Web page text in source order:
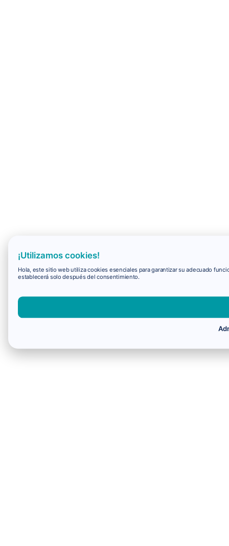
¡Utilizamos cookies!
Hola, este sitio web utiliza cookies esenciales para garantizar su adecuado
establecerá solo después del consentimiento.